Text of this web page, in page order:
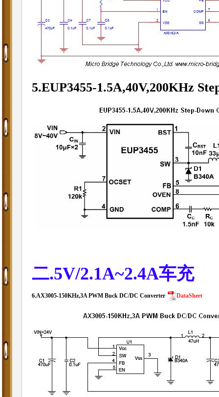
5.EUP3455-1.5A,40V,200KHz
二.5V/2.1A~2.4A车充
6.AX3005-150KHz,3A PWM Buck DC/DC Converter DataSheet